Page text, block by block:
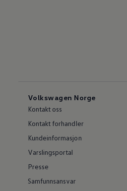
Volkswagen Norge
Kontakt oss
Kontakt forhandler
Kundeinformasjon
Varslingsportal
Presse
Samfunnsansvar